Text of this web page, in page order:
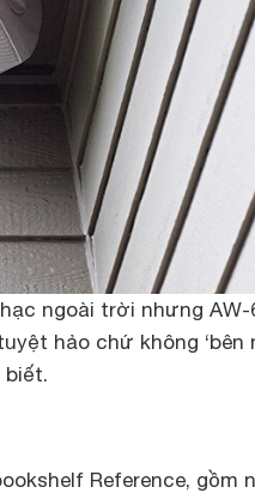
ngoài trời nhưng AW-
hảo chứ không ‘bên
biết.
Reference, gồm